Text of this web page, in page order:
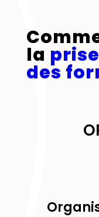
la
des